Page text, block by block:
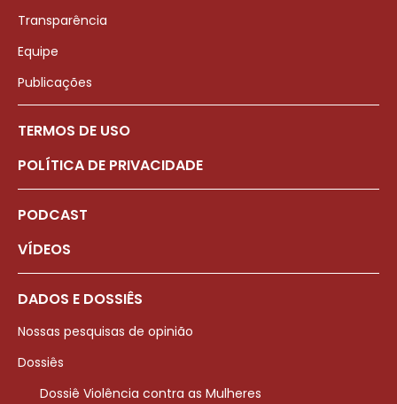
Transparência
Equipe
Publicações
TERMOS DE USO
POLÍTICA DE PRIVACIDADE
PODCAST
VÍDEOS
DADOS E DOSSIÊS
Nossas pesquisas de opinião
Dossiês
Dossiê Violência contra as Mulheres